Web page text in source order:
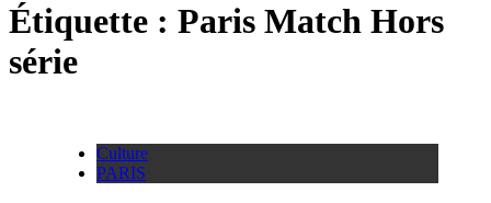
Étiquette : Paris Match Hors
série
Culture
PARIS